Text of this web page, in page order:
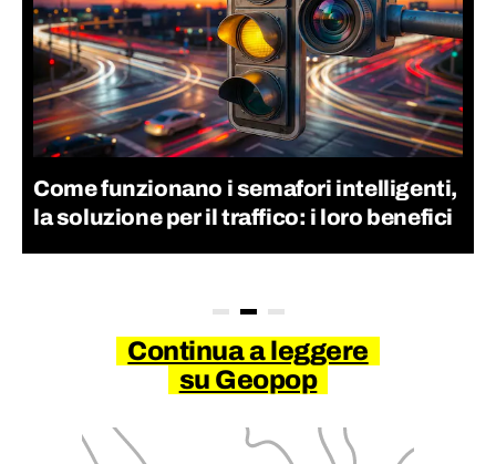
Come funzionano i semafori intelligenti,
la soluzione per il traffico: i loro benefici
Continua a leggere
su Geopop